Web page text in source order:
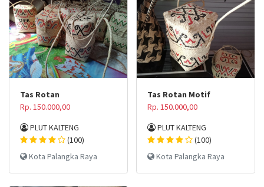
Tas Rotan
Rp. 150.000,00
PLUT KALTENG
(100)
Kota Palangka Raya
Tas Rotan Motif
Rp. 150.000,00
PLUT KALTENG
(100)
Kota Palangka Raya